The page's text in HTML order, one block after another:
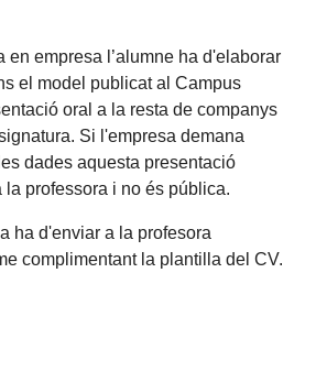
en empresa l’alumne ha d'elaborar
el model publicat al Campus
oral a la resta de companys
Si l'empresa demana
dades aquesta presentació
la professora i no és pública.
ha d'enviar a la profesora
complimentant la plantilla del CV.